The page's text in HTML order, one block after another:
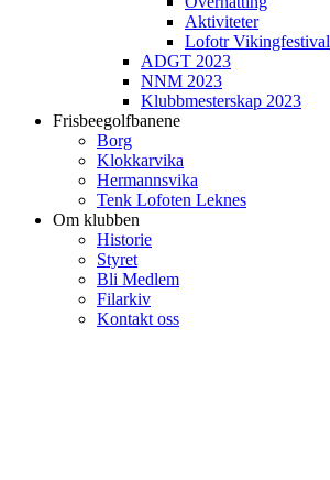
Aktiviteter
Lofotr Vikingfestival
ADGT 2023
NNM 2023
Klubbmesterskap 2023
Frisbeegolfbanene
Borg
Klokkarvika
Hermannsvika
Tenk Lofoten Leknes
Om klubben
Historie
Styret
Bli Medlem
Filarkiv
Kontakt oss